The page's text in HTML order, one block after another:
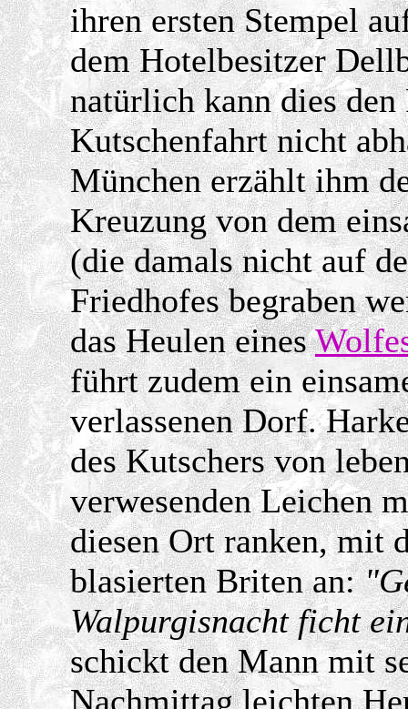
ihren ersten Stempel
dem Hotelbesitzer
natürlich kann dies
Kutschenfahrt nicht
München erzählt ihm
Kreuzung von dem
(die damals nicht auf
Friedhofes begraben
das Heulen eines
führt zudem ein
verlassenen Dorf.
des Kutschers von
verwesenden Leichen
diesen Ort ranken, mit
blasierten Briten an:
Walpurgisnacht ficht
schickt den Mann mit
Nachmittag leichten